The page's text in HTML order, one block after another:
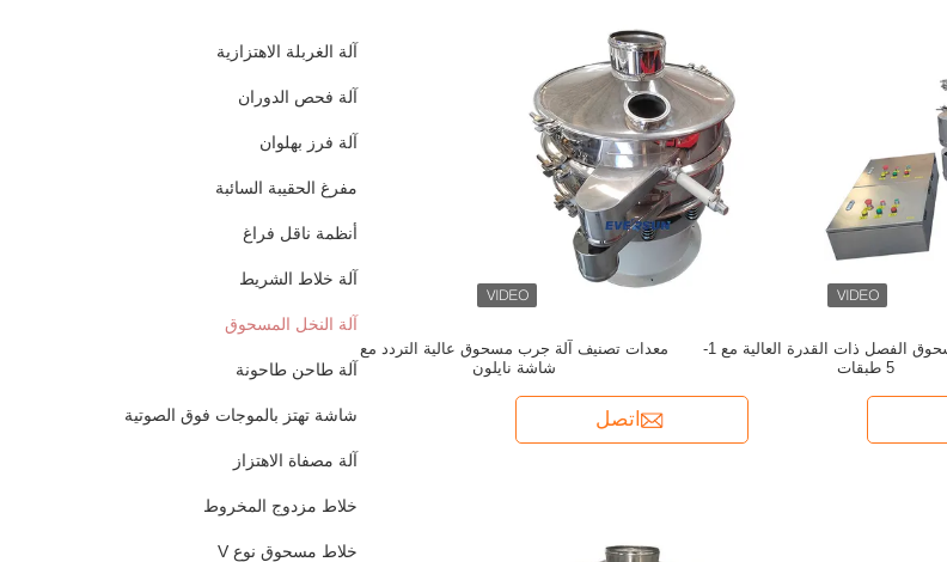
آلة الغربلة الاهتزازية
آلة فحص الدوران
آلة فرز بهلوان
مفرغ الحقيبة السائبة
أنظمة ناقل فراغ
آلة خلاط الشريط
آلة النخل المسحوق
آلة طاحن طاحونة
شاشة تهتز بالموجات فوق الصوتية
آلة مصفاة الاهتزاز
خلاط مزدوج المخروط
خلاط مسحوق نوع V
معدات تصنيف آلة جرب مسحوق عالية التردد مع
شاشة نايلون
اتصل
آلة فحص مسحوق الفصل ذات القدرة العالية مع 1-
5 طبقات